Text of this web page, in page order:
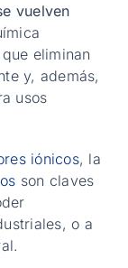
vuelven
eliminan
y, además,
usos
iónicos, la
son claves
o a